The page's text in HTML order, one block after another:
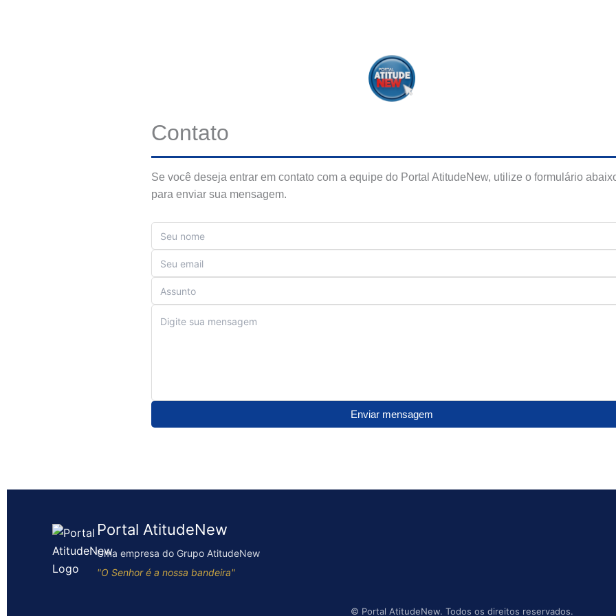
Contato
Se você deseja entrar em contato com a equipe do Portal AtitudeNew, utilize o formulário
para enviar sua mensagem.
Enviar mensagem
Portal AtitudeNew
Uma empresa do Grupo AtitudeNew
"O Senhor é a nossa bandeira"
© Portal AtitudeNew. Todos os direitos reservados.